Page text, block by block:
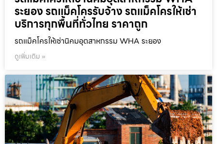
ระยอง รถแม็คโครรับจ้าง รถแม็คโครให้เช่า
บริการทุกพื้นที่ทั่วไทย ราคาถูก
รถแม็คโครให้เช่านิคมอุตสาหกรรม WHA ระยอง
ดูเพิ่มเติม »